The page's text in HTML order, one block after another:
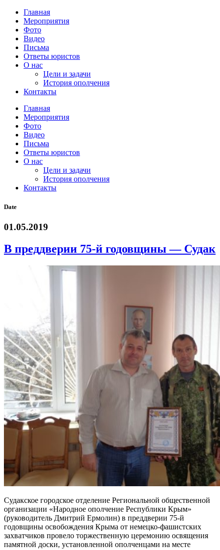
Главная
Мероприятия
Фото
Видео
Письма
Ответы юристов
О нас
Цели и задачи
История ополчения
Контакты
Главная
Мероприятия
Фото
Видео
Письма
Ответы юристов
О нас
Цели и задачи
История ополчения
Контакты
Date
01.05.2019
В преддверии 75-й годовщины — Судак
Судакское городское отделение Региональной общественной
организации «Народное ополчение Республики Крым»
(руководитель Дмитрий Ермолин) в преддверии 75-й
годовщины освобождения Крыма от немецко-фашистских
захватчиков провело торжественную церемонию освящения
памятной доски, установленной ополченцами на месте